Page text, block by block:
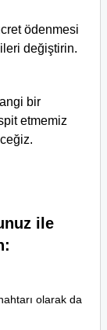
ödenmesi
değiştirin.
bir
etmemiz
ile
olarak da